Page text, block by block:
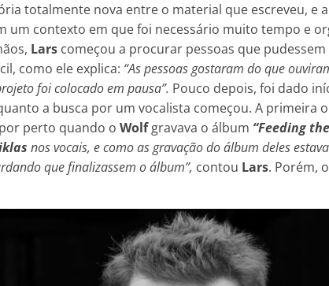
totalmente nova entre o material que escreveu, e
um contexto em que foi necessário muito tempo e
Lars começou a procurar pessoas que
como ele explica: “As pessoas gostaram do que
foi colocado em pausa”. Pouco depois, foi dado
a busca por um vocalista começou. A primeira
perto quando o Wolfgravava o álbum “Feeding
nos vocais, e como as gravação do álbum deles
que finalizassem o álbum”, contou Lars. Porém,